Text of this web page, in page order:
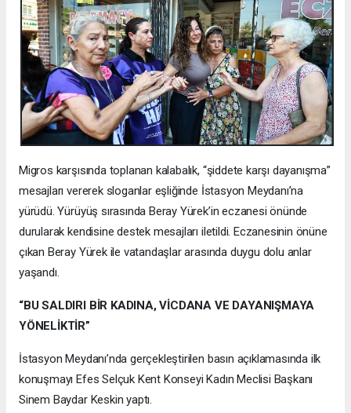
Migros karşısında toplanan kalabalık, “şiddete karşı dayanışma”
mesajları vererek sloganlar eşliğinde İstasyon Meydanı’na
yürüdü. Yürüyüş sırasında Beray Yürek’in eczanesi önünde
durularak kendisine destek mesajları iletildi. Eczanesinin önüne
çıkan Beray Yürek ile vatandaşlar arasında duygu dolu anlar
yaşandı.
“BU SALDIRI BİR KADINA, VİCDANA VE DAYANIŞMAYA
YÖNELİKTİR”
İstasyon Meydanı’nda gerçekleştirilen basın açıklamasında ilk
konuşmayı Efes Selçuk Kent Konseyi Kadın Meclisi Başkanı
Sinem Baydar Keskin yaptı.